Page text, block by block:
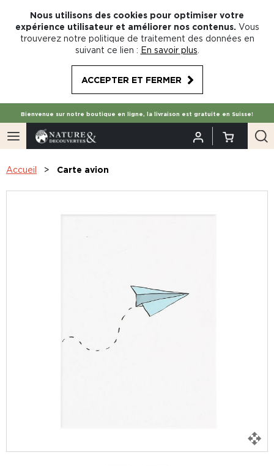
Nous utilisons des cookies pour optimiser votre
expérience utilisateur et améliorer nos contenus. Vous
trouverez notre politique de traitement des données en
suivant ce lien : En savoir plus
ACCEPTER ET FERMER
Bienvenue sur notre boutique en ligne, la livraison est gratuite en Suisse!
Accueil Carte avion